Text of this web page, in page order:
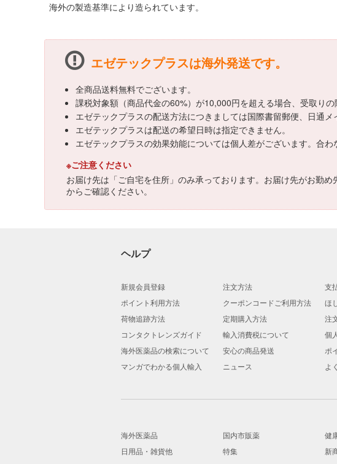
海外の製造基準により造られています。
エゼテックプラスは海外発送です。
全商品送料無料でございます。
課税対象額（商品代金の60%）が10,000円を超える場合、受取りの
エゼテックプラスの配送方法につきましては国際書留郵便、日通メ
エゼテックプラスは配送の希望日時は指定できません。
エゼテックプラスの効果効能については個人差がございます。合
※ご注意ください
お届け先は「ご自宅を住所」のみ承っております。お届け先がお勤
からご確認ください。
ヘルプ
新規会員登録 注文方法 支
ポイント利用方法
クーポンコードご利用方法 ほ
荷物追跡方法
定期購入方法 注
コンタクトレンズガイド
輸入消費税について 個
海外医薬品の検索について
安心の商品発送 ポ
マンガでわかる個人輸入
ニュース よ
海外医薬品 国内市販薬 健
日用品・雑貨他
特集 新